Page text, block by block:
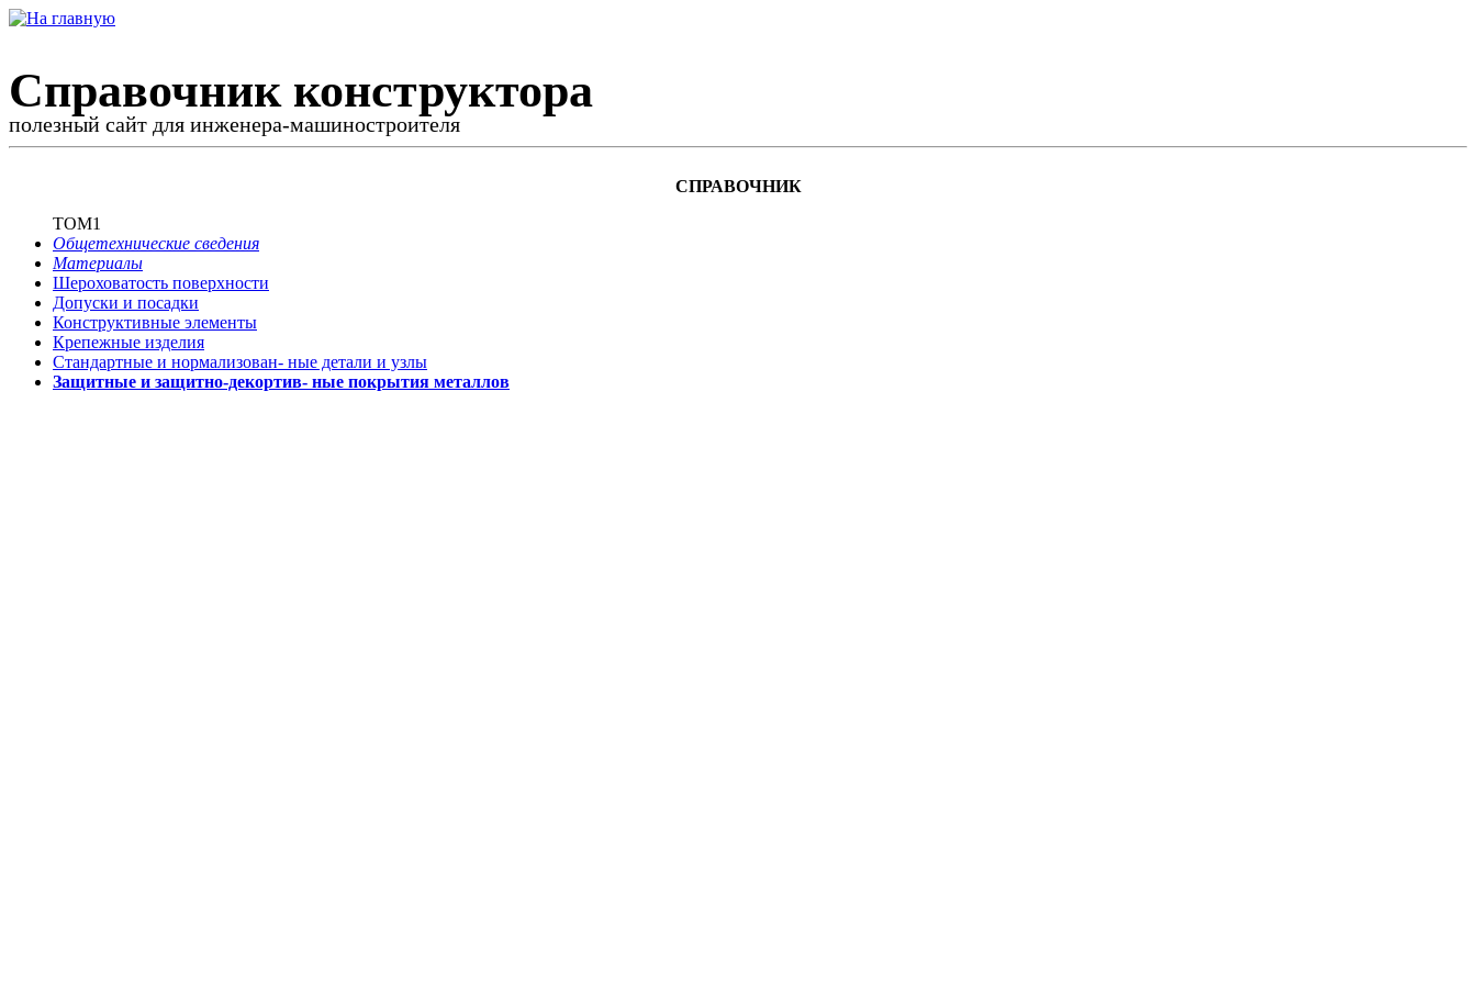
Справочник конструктора
полезный сайт для инженера-машиностроителя
СПРАВОЧНИК
ТОМ1
Общетехнические сведения
Материалы
Шероховатость поверхности
Допуски и посадки
Конструктивные элементы
Крепежные изделия
Стандартные и нормализован- ные детали и узлы
Защитные и защитно-декортив- ные покрытия металлов